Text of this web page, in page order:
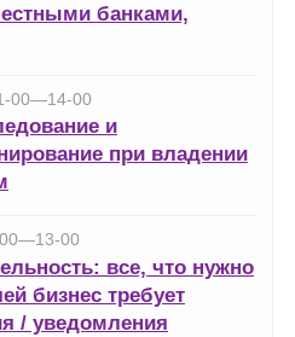
банками,
00—14-00
и
при владении
00
все, что нужно
бизнес требует
/ уведомления